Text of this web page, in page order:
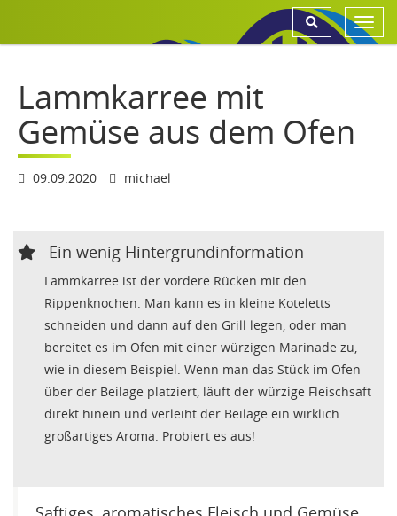
Lammkarree mit
Gemüse aus dem Ofen
09.09.2020 michael
Ein wenig Hintergrundinformation
Lammkarree ist der vordere Rücken mit den
Rippenknochen. Man kann es in kleine Koteletts
schneiden und dann auf den Grill legen, oder man
bereitet es im Ofen mit einer würzigen Marinade zu,
wie in diesem Beispiel. Wenn man das Stück im Ofen
über der Beilage platziert, läuft der würzige Fleischsaft
direkt hinein und verleiht der Beilage ein wirklich
großartiges Aroma. Probiert es aus!